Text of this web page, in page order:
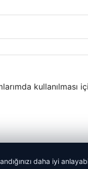
kullanılması
daha iyi